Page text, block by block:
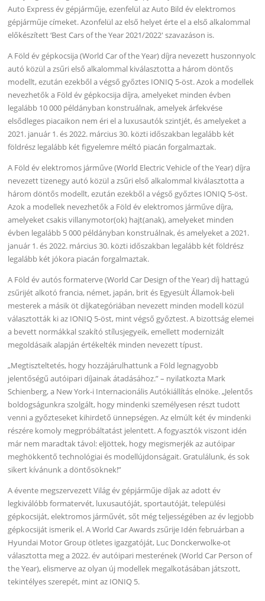
Auto Express év gépjárműje, ezenfelül az Auto Bild év elektromos
gépjárműje címeket. Azonfelül az első helyet érte el a első alkalommal
előkészített ‘Best Cars of the Year 2021/2022′ szavazáson is.
A Föld év gépkocsija (World Car of the Year) díjra nevezett huszonnyolc
autó közül a zsűri első alkalommal kiválasztotta a három döntős
modellt, ezután ezekből a végső győztes IONIQ 5-öst. Azok a modellek
nevezhetők a Föld év gépkocsija díjra, amelyeket minden évben
legalább 10 000 példányban konstruálnak, amelyek árfekvése
elsődleges piacaikon nem éri el a luxusautók szintjét, és amelyeket a
2021. január 1. és 2022. március 30. közti időszakban legalább két
földrész legalább két figyelemre méltó piacán forgalmaztak.
A Föld év elektromos járműve (World Electric Vehicle of the Year) díjra
nevezett tizenegy autó közül a zsűri első alkalommal kiválasztotta a
három döntős modellt, ezután ezekből a végső győztes IONIQ 5-öst.
Azok a modellek nevezhetők a Föld év elektromos járműve díjra,
amelyeket csakis villanymotor(ok) hajt(anak), amelyeket minden
évben legalább 5 000 példányban konstruálnak, és amelyeket a 2021.
január 1. és 2022. március 30. közti időszakban legalább két földrész
legalább két jókora piacán forgalmaztak.
A Föld év autós formaterve (World Car Design of the Year) díj hattagú
zsűrijét alkotó francia, német, japán, brit és Egyesült Államok-beli
mesterek a másik öt díjkategóriában nevezett minden modell közül
választották ki az IONIQ 5-öst, mint végső győztest. A bizottság elemei
a bevett normákkal szakító stílusjegyeik, emellett modernizált
megoldásaik alapján értékelték minden nevezett típust.
„Megtiszteltetés, hogy hozzájárulhattunk a Föld legnagyobb
jelentőségű autóipari díjainak átadásához.” – nyilatkozta Mark
Schienberg, a New York-i Internacionális Autókiállítás elnöke. „Jelentős
boldogságunkra szolgált, hogy mindenki személyesen részt tudott
venni a győzteseket kihirdető ünnepségen. Az elmúlt két év mindenki
részére komoly megpróbáltatást jelentett. A fogyasztók viszont idén
már nem maradtak távol: eljöttek, hogy megismerjék az autóipar
meghökkentő technológiai és modellújdonságait. Gratulálunk, és sok
sikert kívánunk a döntősöknek!”
A évente megszervezett Világ év gépjárműje díjak az adott év
legkiválóbb formatervét, luxusautóját, sportautóját, települési
gépkocsiját, elektromos járművét, sőt még teljességében az év legjobb
gépkocsiját ismerik el. A World Car Awards zsűrije Idén februárban a
Hyundai Motor Group ötletes igazgatóját, Luc Donckerwolke-ot
választotta meg a 2022. év autóipari mesterének (World Car Person of
the Year), elismerve az olyan új modellek megalkotásában játszott,
tekintélyes szerepét, mint az IONIQ 5.